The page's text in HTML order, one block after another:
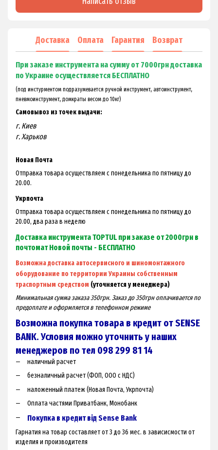
Доставка Оплата Гарантия Возврат
При заказе инструмента на сумму от 7000грн доставка
по Украине осуществляется БЕСПЛАТНО
(под инстурментом подразумевается ручной инструмент, автоинструмент,
пневмоинструмент, домкраты весом до 10кг)
Самовывоз из точек выдачи:
г. Киев
г. Харьков
Новая Почта
Отправка товара осуществляем с понедельника по пятницу до
20.00.
Укрпочта
Отправка товара осуществляем с понедельника по пятницу до
20.00, два раза в неделю
Доставка инструмента TOPTUL при заказе от 2000грн в
почтомат Новой почты - БЕСПЛАТНО
Возможна доставка автосервисного и шиномонтажного
оборудование по территории Украины собственным
траспортным средством (уточняется у менеджера)
Минимальная сумма заказа 350грн. Заказ до 350грн оплачивается по
предоплате и оформляется в телефонном режиме
Возможна покупка товара в кредит от SENSE
BANK. Условия можно уточнить у наших
менеджеров по тел 098 299 81 14
наличный расчет
безналичный расчет (ФОП, ООО с НДС)
наложенный платеж (Новая Почта, Укрпочта)
Оплата частями Приватбанк, Монобанк
Покупка в кредит від Sense Bank
Гарнатия на товар составляет от 3 до 36 мес. в зависисмости от
изделия и производителя